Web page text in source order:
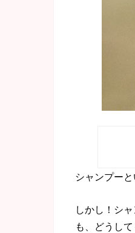
シャンプー
しかし！シ
も、どうし